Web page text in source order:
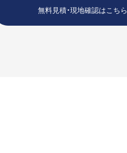
無料見積・現地確認はこちら